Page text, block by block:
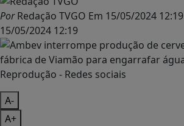
PorRedação TVGO Em 15/05/2024 12:19
15/05/2024 12:19
Reprodução - Redes sociais
A-
A+